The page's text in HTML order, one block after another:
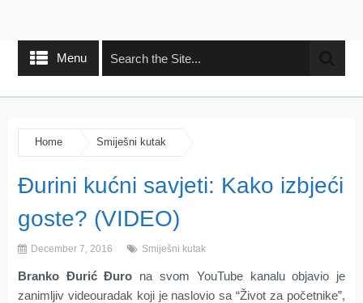
Menu
Home Smiješni kutak
Đurini kućni savjeti: Kako izbjeći
goste? (VIDEO)
December 7, 2016 Smiješni kutak
Branko Đurić Đuro na svom YouTube kanalu objavio je
zanimljiv videouradak koji je naslovio sa “Život za početnike”,